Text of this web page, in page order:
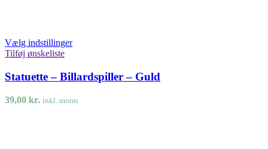
Vælg indstillinger
Tilføj ønskeliste
Statuette – Billardspiller – Guld
39,00 kr. inkl. moms